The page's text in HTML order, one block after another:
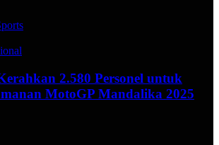
2.580 Personel untuk
MotoGP Mandalika 2025